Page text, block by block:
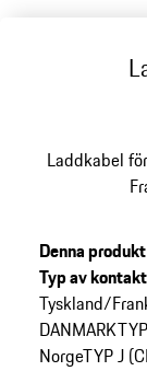
Laddkabel
Denna
Typ av kontakt
Tyskland/
DANMARK
NorgeTYP J